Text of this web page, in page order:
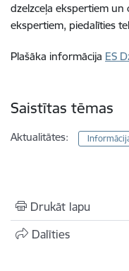
dzelzceļa ekspertiem
ekspertiem, piedalīties
Plašāka informācija ES
Saistītas tēmas
Aktualitātes:
Drukāt lapu
Dalīties